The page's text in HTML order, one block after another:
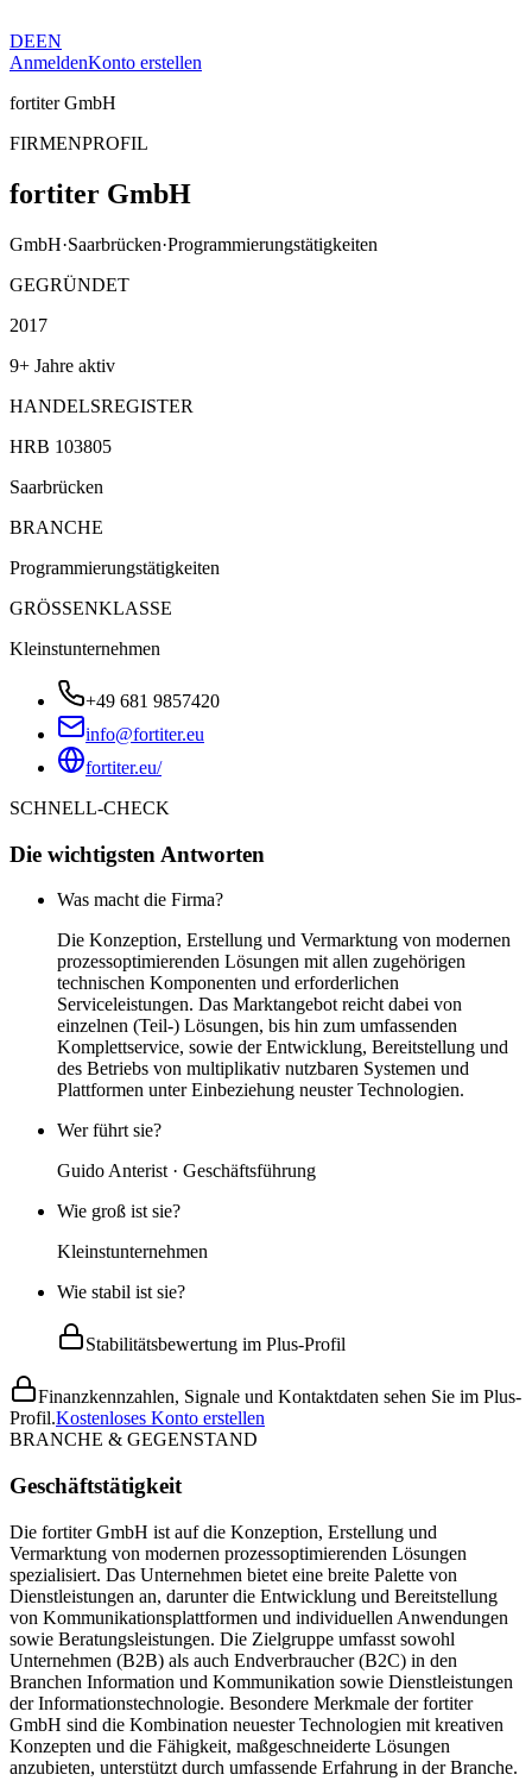
DEEN
AnmeldenKonto erstellen
fortiter GmbH
FIRMENPROFIL
fortiter GmbH
GmbH·Saarbrücken·Programmierungstätigkeiten
GEGRÜNDET
2017
9+ Jahre aktiv
HANDELSREGISTER
HRB 103805
Saarbrücken
BRANCHE
Programmierungstätigkeiten
GRÖSSENKLASSE
Kleinstunternehmen
+49 681 9857420
info@fortiter.eu
fortiter.eu/
SCHNELL-CHECK
Die wichtigsten Antworten
Was macht die Firma?
Die Konzeption, Erstellung und Vermarktung von modernen
prozessoptimierenden Lösungen mit allen zugehörigen
technischen Komponenten und erforderlichen
Serviceleistungen. Das Marktangebot reicht dabei von
einzelnen (Teil-) Lösungen, bis hin zum umfassenden
Komplettservice, sowie der Entwicklung, Bereitstellung und
des Betriebs von multiplikativ nutzbaren Systemen und
Plattformen unter Einbeziehung neuster Technologien.
Wer führt sie?
Guido Anterist · Geschäftsführung
Wie groß ist sie?
Kleinstunternehmen
Wie stabil ist sie?
Stabilitätsbewertung im Plus-Profil
Finanzkennzahlen, Signale und Kontaktdaten sehen Sie im Plus-
Profil.Kostenloses Konto erstellen
BRANCHE & GEGENSTAND
Geschäftstätigkeit
Die fortiter GmbH ist auf die Konzeption, Erstellung und
Vermarktung von modernen prozessoptimierenden Lösungen
spezialisiert. Das Unternehmen bietet eine breite Palette von
Dienstleistungen an, darunter die Entwicklung und Bereitstellung
von Kommunikationsplattformen und individuellen Anwendungen
sowie Beratungsleistungen. Die Zielgruppe umfasst sowohl
Unternehmen (B2B) als auch Endverbraucher (B2C) in den
Branchen Information und Kommunikation sowie Dienstleistungen
der Informationstechnologie. Besondere Merkmale der fortiter
GmbH sind die Kombination neuester Technologien mit kreativen
Konzepten und die Fähigkeit, maßgeschneiderte Lösungen
anzubieten, unterstützt durch umfassende Erfahrung in der Branche.